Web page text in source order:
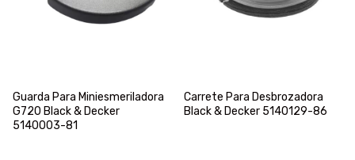
Guarda Para Miniesmeriladora
G720 Black & Decker
5140003-81
Carrete Para Desbrozadora
Black & Decker 5140129-86